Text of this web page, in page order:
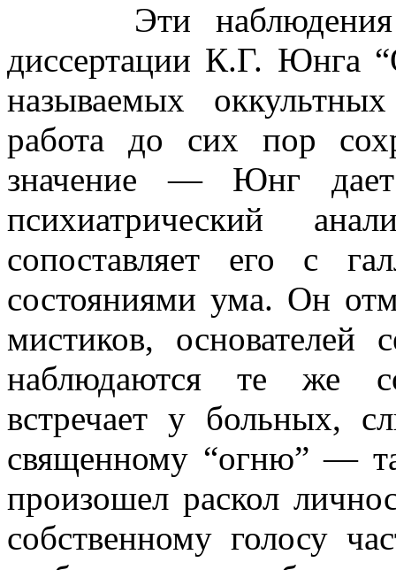
Эти наблюдения
диссертации К.Г. Юнга
называемых
работа до сих пор
значение — Юнг
психиатрический
сопоставляет его с
состояниями ума. Он
мистиков, основателей
наблюдаются те же
встречает у больных,
священному “огню” —
произошел раскол
собственному голосу